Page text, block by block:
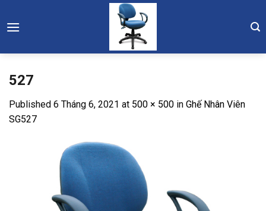
to
527
Published 6 Tháng 6, 2021 at 500 × 500 in Ghế Nhân Viên
SG527